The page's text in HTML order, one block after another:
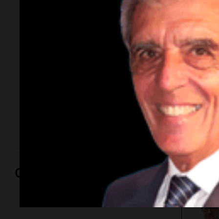
aporta mayor
precisión en cirugías
de alta complejidad
O-ARMes un sistema de
imágenes que permite obtener reconstrucciones
bidimensionales (2D) y tridimensionales (3D) durante
el desarrollo de una cirugía, incorporando
información diagnóstica directamente en el campo
Opinión